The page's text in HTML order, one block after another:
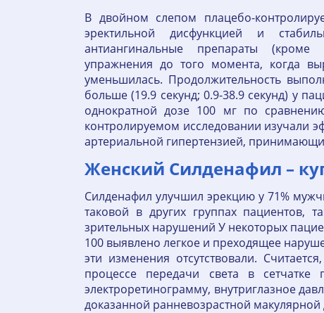
В двойном слепом плацебо-
эректильной дисфункцией и
антиангинальные препараты (кроме
упражнения до того момента, когда
уменьшилась. Продолжительность
больше (19.9 секунд; 0.9-38.9 секунд) у
однократной дозе 100 мг по
контролируемом исследовании изучали
артериальной гипертензией,
Женский Силденафил –
Силденафил улучшил эрекцию у 71%
таковой в других группах пациентов,
зрительных нарушений У некоторых
100 выявлено легкое и преходящее
эти изменения отсутствовали.
процессе передачи света в сетчатке
электроретинограмму, внутриглазное
доказанной ранневозрастной